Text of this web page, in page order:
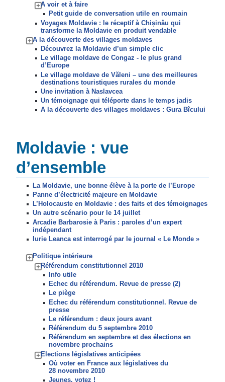
A voir et à faire
Petit guide de conversation utile en roumain
Voyages Moldavie : le réceptif à Chișinău qui
transforme la Moldavie en produit vendable
A la découverte des villages moldaves
Découvrez la Moldavie d’un simple clic
Le village moldave de Congaz - le plus grand
d’Europe
Le village moldave de Văleni – une des meilleures
destinations touristiques rurales du monde
Une invitation à Naslavcea
Un témoignage qui téléporte dans le temps jadis
A la découverte des villages moldaves : Gura Bîcului
Moldavie : vue
d’ensemble
La Moldavie, une bonne élève à la porte de l’Europe
Panne d’électricité majeure en Moldavie
L’Holocauste en Moldavie : des faits et des témoignages
Un autre scénario pour le 14 juillet
Arcadie Barbarosie à Paris : paroles d’un expert
indépendant
Iurie Leanca est interrogé par le journal « Le Monde »
Politique intérieure
Référendum constitutionnel 2010
Info utile
Echec du référendum. Revue de presse (2)
Le piège
Echec du référendum constitutionnel. Revue de
presse
Le référendum : deux jours avant
Référendum du 5 septembre 2010
Référendum en septembre et des élections en
novembre prochains
Elections législatives anticipées
Où voter en France aux législatives du
28 novembre 2010
Jeunes, votez !